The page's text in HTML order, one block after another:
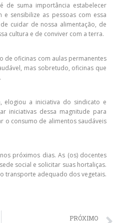
de suma importância estabelecer
e sensibilize as pessoas com essa
cuidar de nossa alimentação, de
cultura e de conviver com a terra.
de oficinas com aulas permanentes
mas sobretudo, oficinas que
elogiou a iniciativa do sindicato e
iniciativas dessa magnitude para
o consumo de alimentos saudáveis
próximos dias. As (os) docentes
social e solicitar suas hortaliças.
transporte adequado dos vegetais.
PRÓXIMO